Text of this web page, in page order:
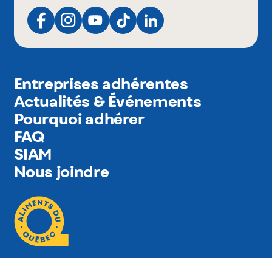
Entreprises adhérentes
Actualités & Événements
Pourquoi adhérer
FAQ
SIAM
Nous joindre